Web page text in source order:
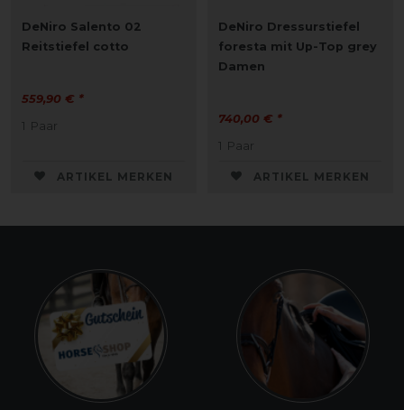
DeNiro Salento 02
Reitstiefel cotto
559,90 € *
1 Paar
ARTIKEL MERKEN
DeNiro Dressurstiefel
foresta mit Up-Top grey
Damen
740,00 € *
1 Paar
ARTIKEL MERKEN